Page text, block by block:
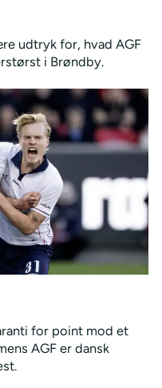
udtryk for, hvad AGF
i Brøndby.
for point mod et
AGF er dansk